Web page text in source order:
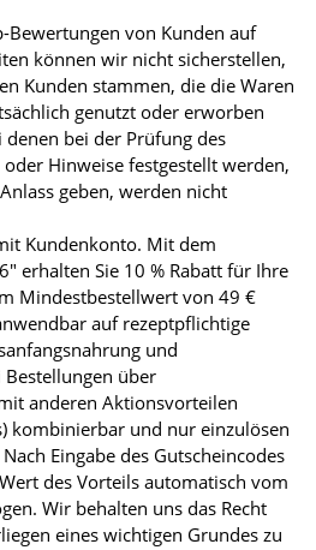
Bewertungen von Kunden auf
können wir nicht sicherstellen,
Kunden stammen, die die Waren
genutzt oder erworben
bei der Prüfung des
Hinweise festgestellt werden,
geben, werden nicht
Kundenkonto. Mit dem
erhalten Sie 10 % Rabatt für Ihre
Mindestbestellwert von 49 €
auf rezeptpflichtige
und
über
anderen Aktionsvorteilen
kombinierbar und nur einzulösen
Eingabe des Gutscheincodes
des Vorteils automatisch vom
Wir behalten uns das Recht
eines wichtigen Grundes zu